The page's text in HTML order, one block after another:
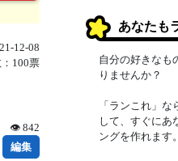
12-08
100票
👁 842
編集
あなたも
自分の好きなも
りませんか？
「ランこれ」
して、すぐにあ
ングを作れます。